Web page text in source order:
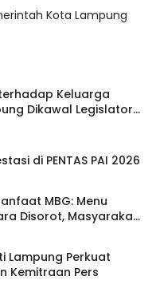
Kota Lampung
Keluarga
Dikawal Legislator
di PENTAS PAI 2026
MBG: Menu
Disorot, Masyarakat
Lampung Perkuat
Kemitraan Pers